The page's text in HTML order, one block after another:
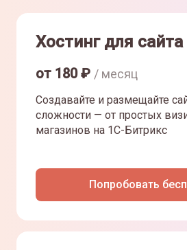
Хостинг для сайта
от 180₽ / месяц
Создавайте и размещайте
сложности — от простых
магазинов на 1С-Битрикс
Попробовать